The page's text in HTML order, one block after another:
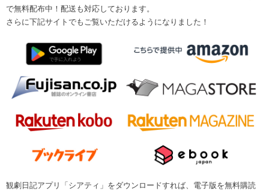
で無料配布中！配送も対応しております。
さらに下記サイトでもご覧いただけるようになりました！
観劇日記アプリ「シアティ」をダウンロードすれば、電子版を無料購読